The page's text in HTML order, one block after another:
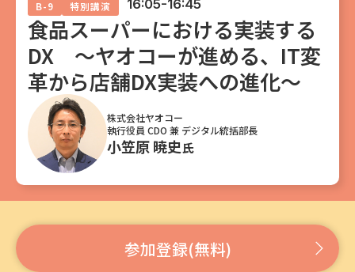
B-9 特別講演 16:05-16:45
食品スーパーにおける実装する
DX ～ヤオコーが進める、IT変
革から店舗DX実装への進化～
株式会社ヤオコー
執行役員 CDO 兼 デジタル統括部長
小笠原 暁史氏
参加登録(無料)